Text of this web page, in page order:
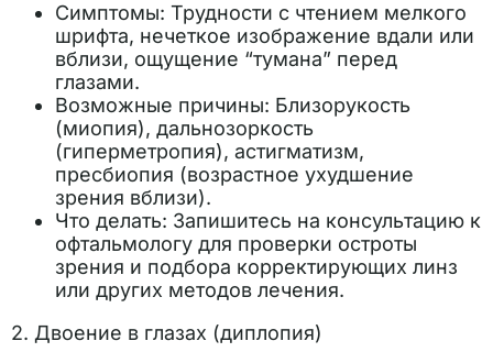
Симптомы: Трудности с чтением мелкого
шрифта, нечеткое изображение вдали или
вблизи, ощущение “тумана” перед
глазами.
Возможные причины: Близорукость
(миопия), дальнозоркость
(гиперметропия), астигматизм,
пресбиопия (возрастное ухудшение
зрения вблизи).
Что делать: Запишитесь на консультацию к
офтальмологу для проверки остроты
зрения и подбора корректирующих линз
или других методов лечения.
2. Двоение в глазах (диплопия)